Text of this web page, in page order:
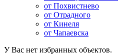
от Похвистнево
от Отрадного
от Кинеля
от Чапаевска
У Вас нет избранных объектов.